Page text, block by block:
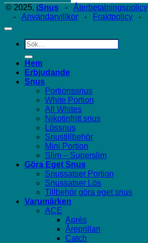
© 2025, iSnus - Återbetalningspolicy
- Användarvillkor - Fraktpolicy -
Sök
efter:
Hem
Erbjudande
Snus
Portionssnus
White Portion
All Whites
Nikotinfritt snus
Lössnus
Snustillbehör
Mini Portion
Slim – Superslim
Göra Eget Snus
Snussatser Portion
Snussatser Lös
Tillbehör göra eget snus
Varumärken
ACE
Après
Åreprillan
Catch